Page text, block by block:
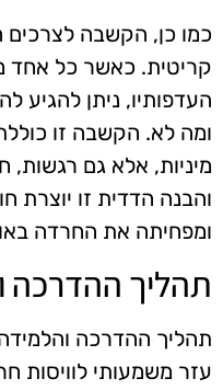
כמו כן, הקשבה לצרכים
קריטית. כאשר כל אחד
העדפותיו, ניתן להגיע
ומה לא. הקשבה זו
מיניות, אלא גם רגשות,
והבנה הדדית זו יוצרת
ומפחיתה את החרדה
תהליך ההדרכה
תהליך ההדרכה והלמידה
עזר משמעותי לוויסות